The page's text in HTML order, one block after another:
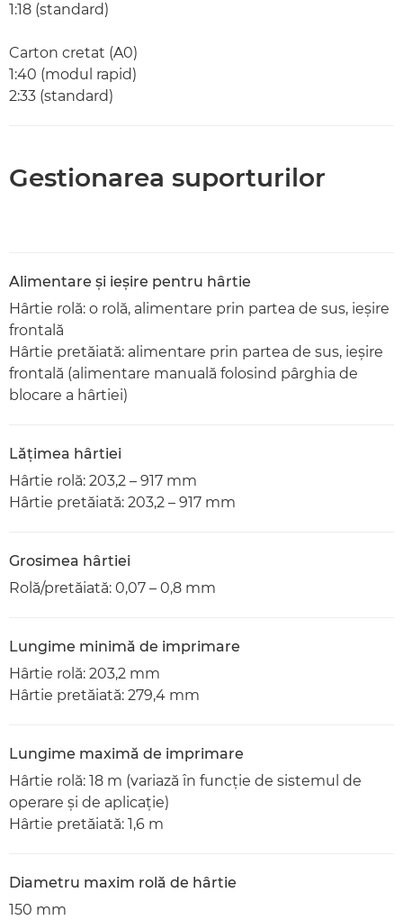
1:18 (standard)
Carton cretat (A0)
1:40 (modul rapid)
2:33 (standard)
Gestionarea suporturilor
Alimentare şi ieşire pentru hârtie
Hârtie rolă: o rolă, alimentare prin partea de sus, ieşire
frontală
Hârtie pretăiată: alimentare prin partea de sus, ieşire
frontală (alimentare manuală folosind pârghia de
blocare a hârtiei)
Lăţimea hârtiei
Hârtie rolă: 203,2 – 917 mm
Hârtie pretăiată: 203,2 – 917 mm
Grosimea hârtiei
Rolă/pretăiată: 0,07 – 0,8 mm
Lungime minimă de imprimare
Hârtie rolă: 203,2 mm
Hârtie pretăiată: 279,4 mm
Lungime maximă de imprimare
Hârtie rolă: 18 m (variază în funcţie de sistemul de
operare şi de aplicaţie)
Hârtie pretăiată: 1,6 m
Diametru maxim rolă de hârtie
150 mm